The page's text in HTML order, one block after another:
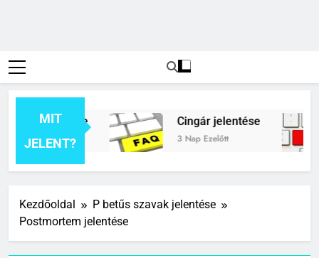
MIT
JELENT?
jelentése Cingár jelentése
3 Nap Ezelőtt
Kezdőoldal
P betűs szavak jelentése
Postmortem jelentése